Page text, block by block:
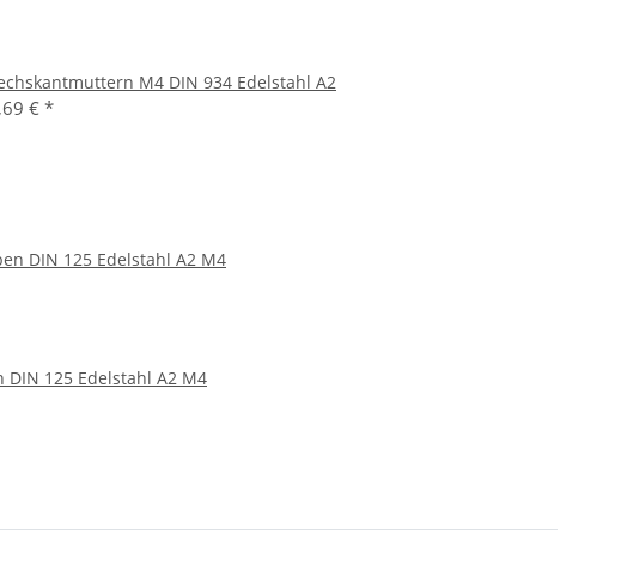
M4 DIN 934 Edelstahl A2
€*
DIN 125 Edelstahl A2 M4